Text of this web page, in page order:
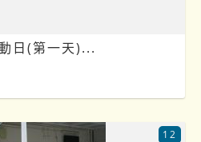
日(第一天)...
12